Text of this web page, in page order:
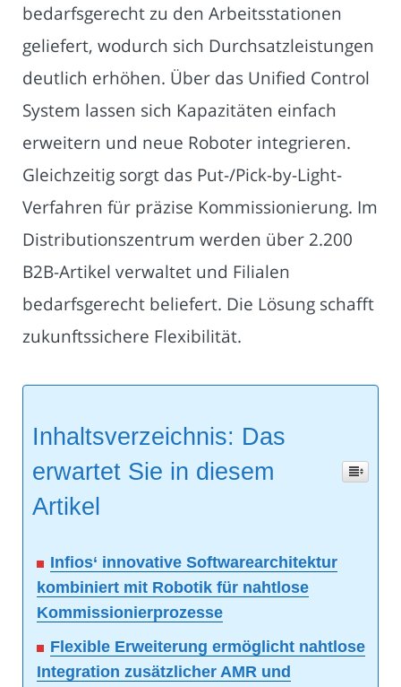
bedarfsgerecht zu den Arbeitsstationen
geliefert, wodurch sich Durchsatzleistungen
deutlich erhöhen. Über das Unified Control
System lassen sich Kapazitäten einfach
erweitern und neue Roboter integrieren.
Gleichzeitig sorgt das Put-/Pick-by-Light-
Verfahren für präzise Kommissionierung. Im
Distributionszentrum werden über 2.200
B2B-Artikel verwaltet und Filialen
bedarfsgerecht beliefert. Die Lösung schafft
zukunftssichere Flexibilität.
Inhaltsverzeichnis: Das
erwartet Sie in diesem
Artikel
Infios‘ innovative Softwarearchitektur
kombiniert mit Robotik für nahtlose
Kommissionierprozesse
Flexible Erweiterung ermöglicht nahtlose
Integration zusätzlicher AMR und